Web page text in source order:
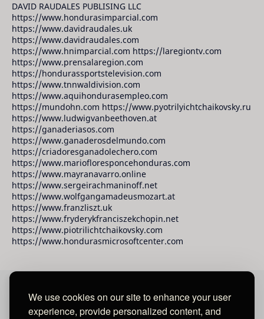
We use cookies on our site to enhance your user
experience, provide personalized content, and
DAVID RAUDALES PUBLISING LLC
https://www.hondurasimparcial.com
https://www.davidraudales.uk
https://www.davidraudales.com
https://www.hnimparcial.com https://laregiontv.com
https://www.prensalaregion.com
https://hondurassportstelevision.com
https://www.tnnwaldivision.com
https://www.aquihondurasempleo.com
https://mundohn.com https://www.pyotrilyichtchaikovsky.ru
https://www.ludwigvanbeethoven.at
https://ganaderiasos.com
https://www.ganaderosdelmundo.com
https://criadoresganadolechero.com
https://www.mariofloresponcehonduras.com
https://www.mayranavarro.online
https://www.sergeirachmaninoff.net
https://www.wolfgangamadeusmozart.at
https://www.franzliszt.uk
https://www.fryderykfranciszekchopin.net
https://www.piotrilichtchaikovsky.com
https://www.hondurasmicrosoftcenter.com
David Raudales Publishing LLC